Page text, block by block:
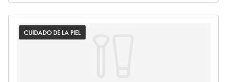
CUIDADO DE LA PIEL